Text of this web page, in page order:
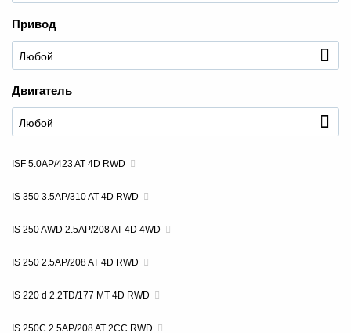
Привод
Двигатель
ISF 5.0AP/423 AT 4D RWD
IS 350 3.5AP/310 AT 4D RWD
IS 250 AWD 2.5AP/208 AT 4D 4WD
IS 250 2.5AP/208 AT 4D RWD
IS 220 d 2.2TD/177 MT 4D RWD
IS 250C 2.5AP/208 AT 2CC RWD